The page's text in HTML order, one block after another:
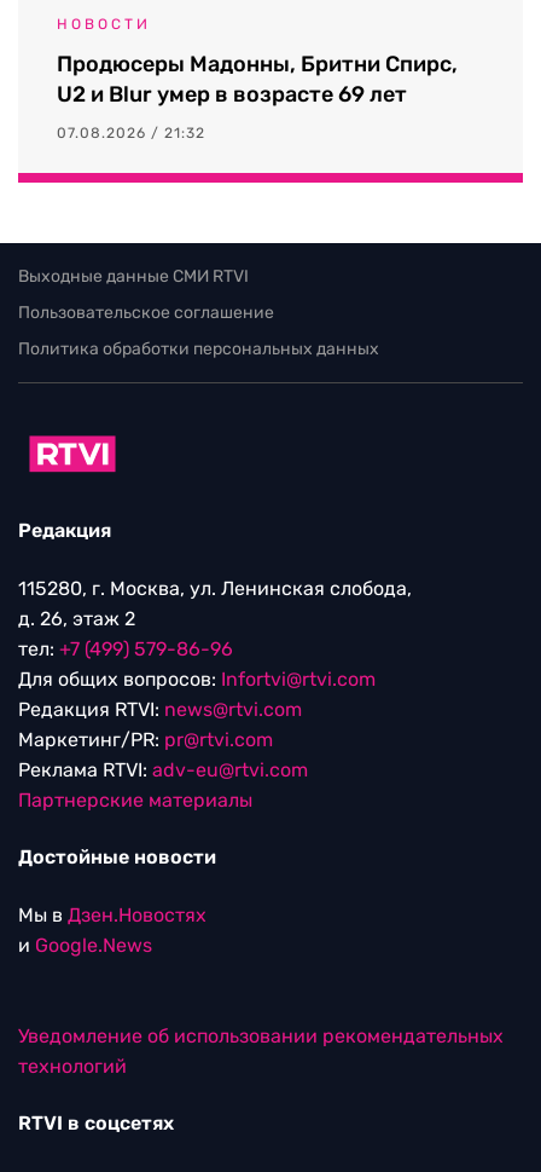
НОВОСТИ
Продюсеры Мадонны, Бритни Спирс,
U2 и Blur умер в возрасте 69 лет
07.08.2026 / 21:32
Выходные данные СМИ RTVI
Пользовательское соглашение
Политика обработки персональных данных
Редакция
115280, г. Москва, ул. Ленинская слобода,
д. 26, этаж 2
тел: +7 (499) 579-86-96
Для общих вопросов: Infortvi@rtvi.com
Редакция RTVI: news@rtvi.com
Маркетинг/PR: pr@rtvi.com
Реклама RTVI: adv-eu@rtvi.com
Партнерские материалы
Достойные новости
Мы в Дзен.Новостях
и Google.News
Уведомление об использовании рекомендательных
технологий
RTVI в соцсетях